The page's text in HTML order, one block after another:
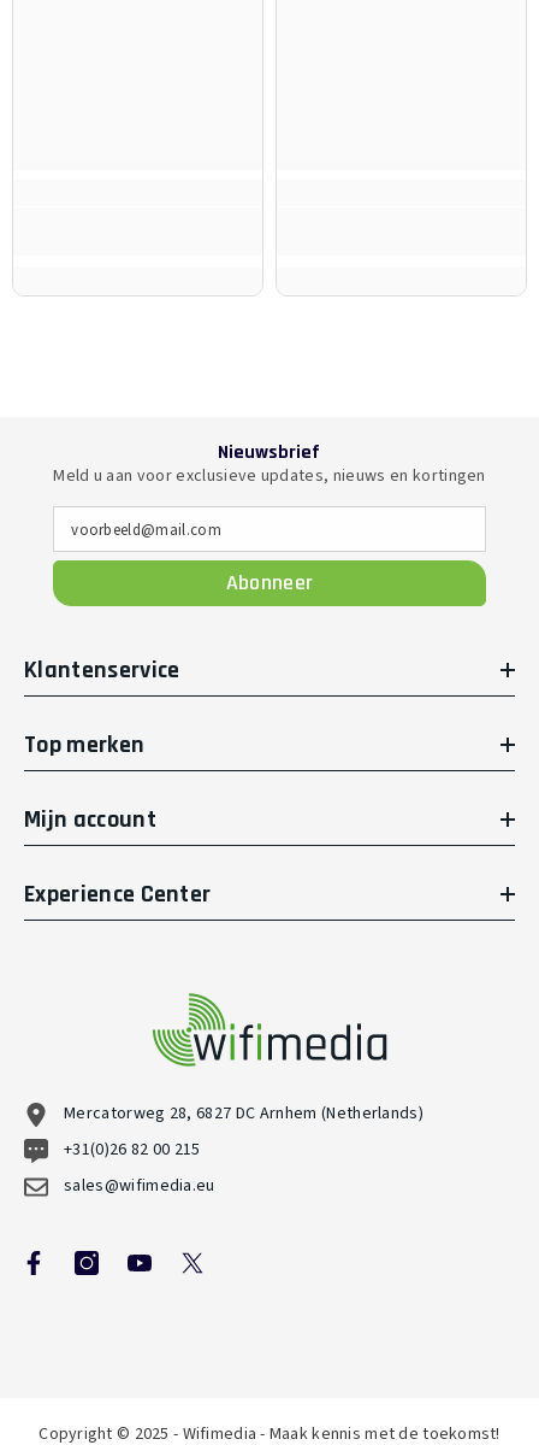
Nieuwsbrief
Meld u aan voor exclusieve updates, nieuws en kortingen
voorbeeld@mail.com
Abonneer
Klantenservice
Top merken
Mijn account
Experience Center
Mercatorweg 28, 6827 DC Arnhem (Netherlands)
+31(0)26 82 00 215
sales@wifimedia.eu
Copyright © 2025 - Wifimedia - Maak kennis met de toekomst!